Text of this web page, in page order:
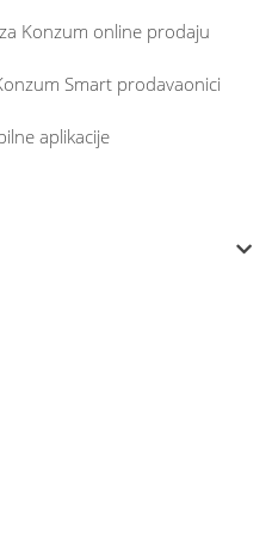
Konzum online prodaju
Smart prodavaonici
aplikacije